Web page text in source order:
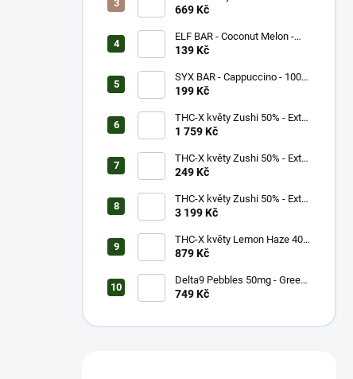
Strong (3g)
669 Kč
ELF BAR - Coconut Melon -
600 potáhnutí - 20mg
139 Kč
SYX BAR - Cappuccino - 1000
potáhnutí - 16,5mg
199 Kč
THC-X květy Zushi 50% - Extra
Strong (10g)
1 759 Kč
THC-X květy Zushi 50% - Extra
Strong (1g)
249 Kč
THC-X květy Zushi 50% - Extra
Strong (20g)
3 199 Kč
THC-X květy Lemon Haze 40%
(5g)
879 Kč
Delta9 Pebbles 50mg - Green
Apple (1 balení)
749 Kč